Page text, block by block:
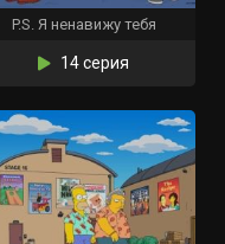
P.S. Я ненавижу тебя
14 серия